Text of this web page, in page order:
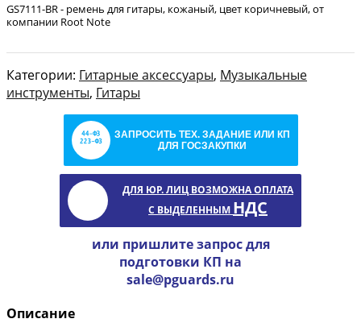
GS7111-BR - ремень для гитары, кожаный, цвет коричневый, от
компании Root Note
Категории: Гитарные аксессуары, Музыкальные
инструменты, Гитары
ЗАПРОСИТЬ ТЕХ. ЗАДАНИЕ ИЛИ КП
ДЛЯ ГОСЗАКУПКИ
ДЛЯ ЮР. ЛИЦ ВОЗМОЖНА ОПЛАТА
С ВЫДЕЛЕННЫМ НДС
или пришлите запрос для
подготовки КП на
sale@pguards.ru
Описание